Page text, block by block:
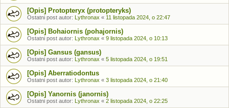
[Opis] Protopteryx (protopteryks)
Ostatni post autor: Lythronax « 11 listopada 2024, o 22:47
[Opis] Bohaiornis (pohajornis)
Ostatni post autor: Lythronax « 9 listopada 2024, o 10:13
[Opis] Gansus (gansus)
Ostatni post autor: Lythronax « 5 listopada 2024, o 19:51
[Opis] Aberratiodontus
Ostatni post autor: Lythronax « 3 listopada 2024, o 21:40
[Opis] Yanornis (janornis)
Ostatni post autor: Lythronax « 2 listopada 2024, o 22:25